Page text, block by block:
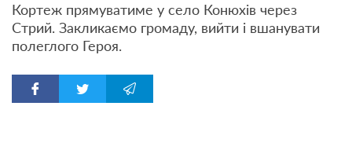
Кортеж прямуватиме у село Конюхів через
Стрий. Закликаємо громаду, вийти і вшанувати
полеглого Героя.